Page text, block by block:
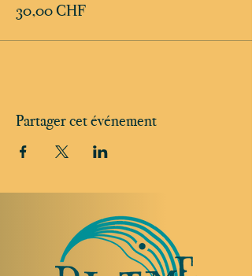
30,00 CHF
Partager cet événement